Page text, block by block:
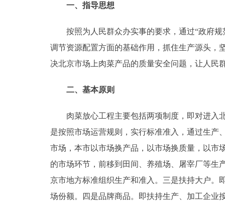
绿色北京
DEUTSCH
ESPAÑOL
ITALIANO
一、指导思想
按照为人民群众办实事的要求，通过“政府规
调节资源配置方面的基础作用，抓住生产源头，
决北京市场上肉菜产品的质量安全问题，让人民
二、基本原则
肉菜放心工程主要包括两项制度，即对进入北
是按照市场运营规则，实行标准准入，通过生产
市场，本市以市场换产品，以市场换质量，以市
的市场环节，前移到田间、养殖场、屠宰厂等生
京市地方标准组织生产和准入。三是扶持大户。
场份额。四是品牌商品。即扶持生产、加工企业